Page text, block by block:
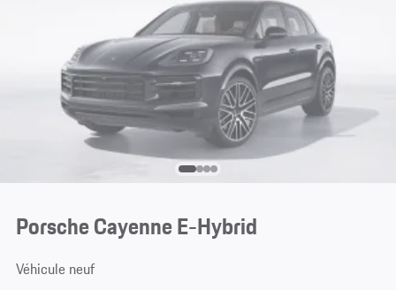
Porsche Cayenne E-Hybrid
Véhicule neuf